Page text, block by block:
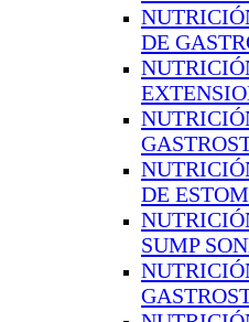
DE
DE
SUMP